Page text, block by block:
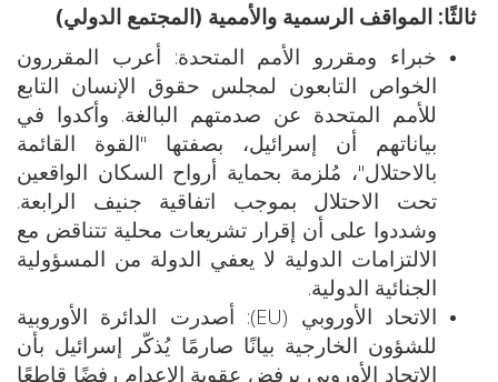
ثالثًا: المواقف الرسمية والأممية (المجتمع الدولي)
خبراء ومقررو الأمم المتحدة: أعرب المقررون
الخواص التابعون لمجلس حقوق الإنسان التابع
للأمم المتحدة عن صدمتهم البالغة. وأكدوا في
بياناتهم أن إسرائيل، بصفتها "القوة القائمة
بالاحتلال"، مُلزمة بحماية أرواح السكان الواقعين
تحت الاحتلال بموجب اتفاقية جنيف الرابعة.
وشددوا على أن إقرار تشريعات محلية تتناقض مع
الالتزامات الدولية لا يعفي الدولة من المسؤولية
الجنائية الدولية.
الاتحاد الأوروبي (EU): أصدرت الدائرة الأوروبية
للشؤون الخارجية بيانًا صارمًا يُذكّر إسرائيل بأن
الاتحاد الأوروبي يرفض عقوبة الإعدام رفضًا قاطعًا